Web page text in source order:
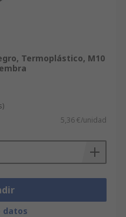
Termoplástico, M10
5,36 €/unidad
datos